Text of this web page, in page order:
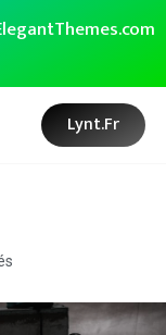
Lynt.fr